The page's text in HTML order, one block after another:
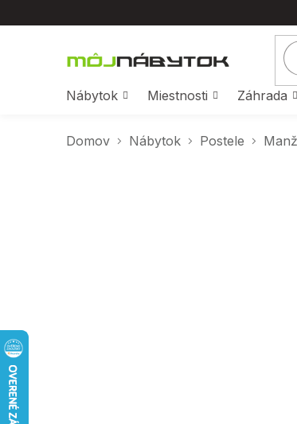
na
Nábytok
Miestnosti Záhrada
Domov Nábytok Postele